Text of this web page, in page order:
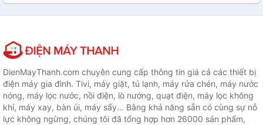
DienMayThanh.com chuyên cung cấp thông tin giá cả các thiết bị
điện máy gia đình. Tivi, máy giặt, tủ lạnh, máy rửa chén, máy nước
nóng, máy lọc nước, nồi điện, lò nướng, quạt điện, máy lọc không
khí, máy xay, bàn ủi, máy sấy... Bằng khả năng sẵn có cùng sự nỗ
lực không ngừng, chúng tôi đã tổng hợp hơn 26000 sản phẩm,